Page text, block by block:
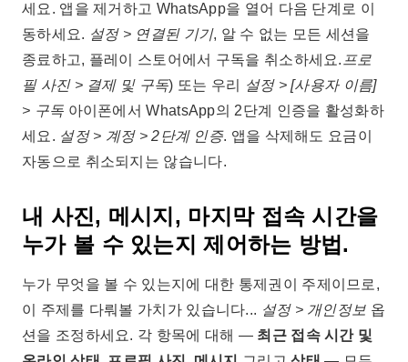
세요. 앱을 제거하고 WhatsApp을 열어 다음 단계로 이
동하세요. 설정 > 연결된 기기, 알 수 없는 모든 세션을
종료하고, 플레이 스토어에서 구독을 취소하세요. 프로
필 사진 > 결제 및 구독) 또는 우리
설정 > [사용자 이름]
> 구독 아이폰에서 WhatsApp의 2단계 인증을 활성화하
세요. 설정 > 계정 > 2단계 인증. 앱을 삭제해도 요금이
자동으로 취소되지는 않습니다.
내 사진, 메시지, 마지막 접속 시간을
누가 볼 수 있는지 제어하는 방법.
누가 무엇을 볼 수 있는지에 대한 통제권이 주제이므로,
이 주제를 다뤄볼 가치가 있습니다... 설정 > 개인정보 옵
션을 조정하세요. 각 항목에 대해 — 최근 접속 시간 및